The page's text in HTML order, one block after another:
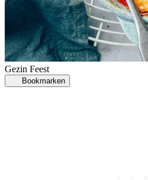
Gezin Feest
Bookmarken